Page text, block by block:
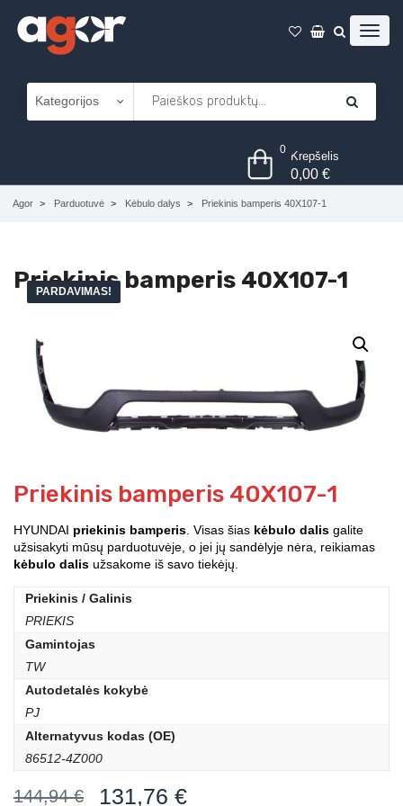
0 Krepšelis
0,00€
Agor Parduotuvė Kėbulo dalys Priekinis bamperis 40X107-1
Priekinis bamperis 40X107-1
PARDAVIMAS!
Priekinis bamperis 40X107-1
HYUNDAI priekinis bamperis . Visas šias kėbulo dalis galite
užsisakyti mūsų parduotuvėje, o jei jų sandėlyje nėra, reikiamas
kėbulo dalis užsakome iš savo tiekėjų.
Priekinis / Galinis
PRIEKIS
Gamintojas
TW
Autodetalės kokybė
PJ
Alternatyvus kodas (OE)
86512-4Z000
144,94€ 131,76 €